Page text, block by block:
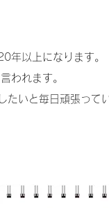
年以上になります。
われます。
たいと毎日頑張って